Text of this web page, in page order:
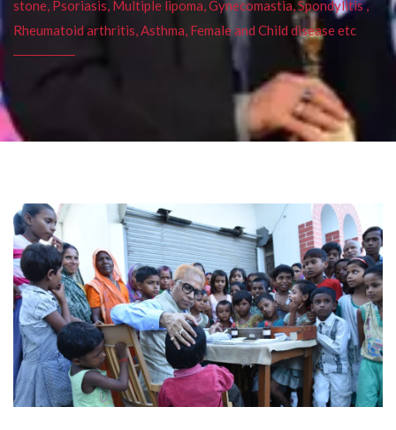
stone, Psoriasis, Multiple lipoma, Gynecomastia, Spondylitis ,
Rheumatoid arthritis, Asthma, Female and Child disease etc